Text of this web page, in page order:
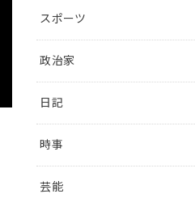
スポーツ
政治家
日記
時事
芸能